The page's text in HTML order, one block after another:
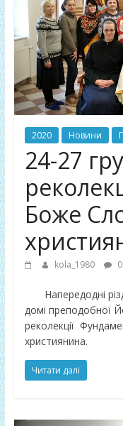
2020 Новини
24-27
Боже
kola_1980
Напередодні
домі преподобної
реколекції
християнина.
Читати далі